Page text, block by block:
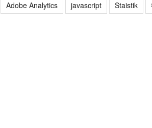
Adobe Analytics javascript Staistik